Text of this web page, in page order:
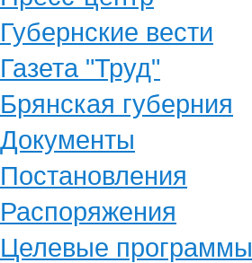
Губернские вести
Газета "Труд"
Брянская губерния
Документы
Постановления
Распоряжения
Целевые программы